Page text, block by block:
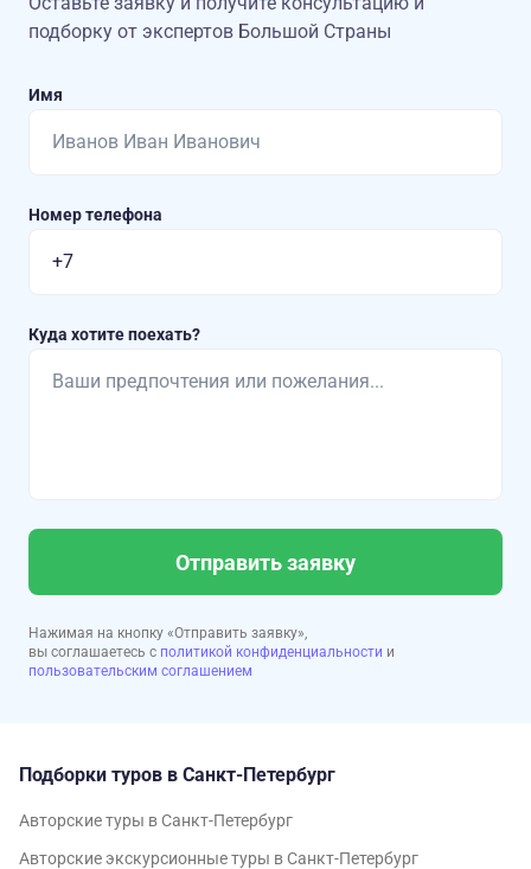
подборку от экспертов Большой Страны
Имя
Номер телефона
Куда хотите поехать?
Отправить заявку
Нажимая на кнопку «Отправить заявку»,
вы соглашаетесь с политикой конфиденциальности и
пользовательским соглашением
Подборки туров в Санкт-Петербург
Авторские туры в Санкт-Петербург
Авторские экскурсионные туры в Санкт-Петербург